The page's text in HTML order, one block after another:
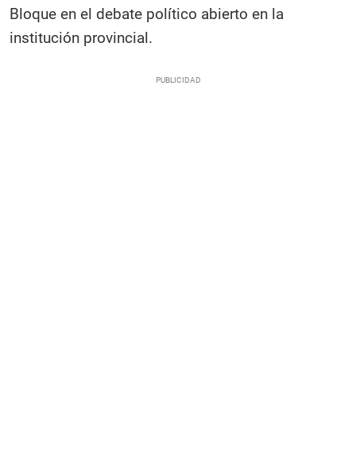
Bloque en el debate político abierto en la
institución provincial.